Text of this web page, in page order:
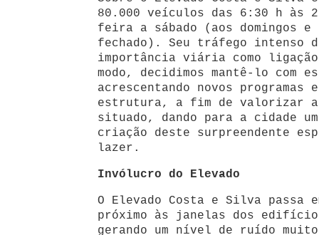
80.000 veículos das 6:30 h às
feira a sábado (aos domingos
fechado). Seu tráfego intenso
importância viária como
modo, decidimos mantê-lo com
acrescentando novos programas
estrutura, a fim de valorizar a
situado, dando para a cidade
criação deste surpreendente
lazer.
Invólucro do Elevado
O Elevado Costa e Silva passa
próximo às janelas dos
gerando um nível de ruído